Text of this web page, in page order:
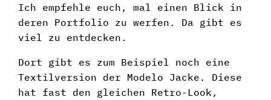
Ich empfehle euch, mal einen Blick in
deren Portfolio zu werfen. Da gibt es
viel zu entdecken.
Dort gibt es zum Beispiel noch eine
Textilversion der Modelo Jacke. Diese
hat fast den gleichen Retro-Look,